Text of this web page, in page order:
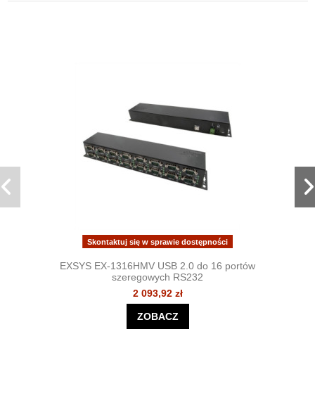
Skontaktuj się w sprawie dostępności
EXSYS EX-1316HMV USB 2.0 do 16 portów
szeregowych RS232
2 093,92 zł
ZOBACZ